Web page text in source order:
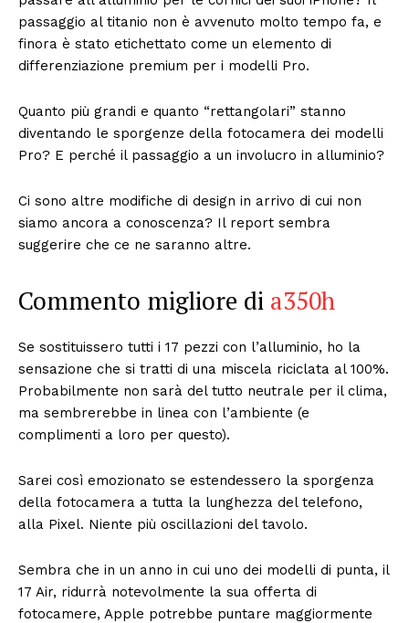
passaggio al titanio non è avvenuto molto tempo fa, e
finora è stato etichettato come un elemento di
differenziazione premium per i modelli Pro.
Quanto più grandi e quanto “rettangolari” stanno
diventando le sporgenze della fotocamera dei modelli
Pro? E perché il passaggio a un involucro in alluminio?
Ci sono altre modifiche di design in arrivo di cui non
siamo ancora a conoscenza? Il report sembra
suggerire che ce ne saranno altre.
Commento migliore di a350h
Se sostituissero tutti i 17 pezzi con l’alluminio, ho la
sensazione che si tratti di una miscela riciclata al 100%.
Probabilmente non sarà del tutto neutrale per il clima,
ma sembrerebbe in linea con l’ambiente (e
complimenti a loro per questo).
Sarei così emozionato se estendessero la sporgenza
della fotocamera a tutta la lunghezza del telefono,
alla Pixel. Niente più oscillazioni del tavolo.
Sembra che in un anno in cui uno dei modelli di punta, il
17 Air, ridurrà notevolmente la sua offerta di
fotocamere, Apple potrebbe puntare maggiormente